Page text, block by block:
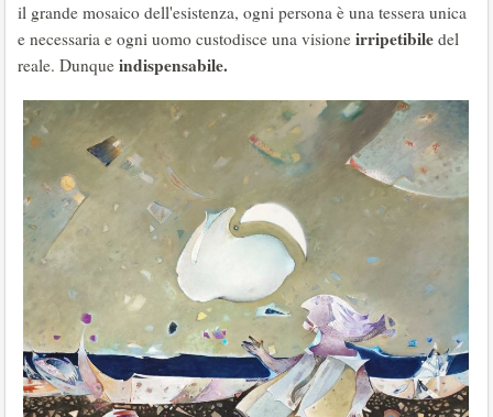
il grande mosaico dell'esistenza, ogni persona è una tessera unica
e necessaria e ogni uomo custodisce una visione irripetibile del
reale. Dunque indispensabile.